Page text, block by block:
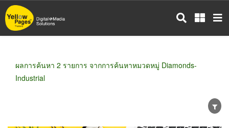
ข้าม
ไป
ผลการค้นหา 2 รายการ จากการค้นหาหมวดหมู่ Diamonds-
Industrial